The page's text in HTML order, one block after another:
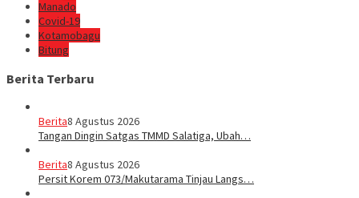
Manado
Covid-19
Kotamobagu
Bitung
Berita Terbaru
Berita8 Agustus 2026
Tangan Dingin Satgas TMMD Salatiga, Ubah…
Berita8 Agustus 2026
Persit Korem 073/Makutarama Tinjau Langs…